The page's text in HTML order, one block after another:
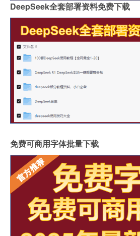
DeepSeek全套部署资料免费下载
免费可商用字体批量下载